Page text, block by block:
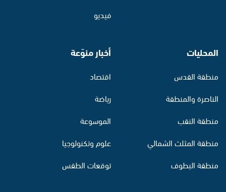
فيديو
المحليات
منطقة القدس
الناصرة والمنطقة
منطقة النقب
منطقة المثلث الشمالي
منطقة البطوف
أخبار منوّعة
اقتصاد
رياضة
الموسوعة
علوم وتكنولوجيا
توقعات الطقس